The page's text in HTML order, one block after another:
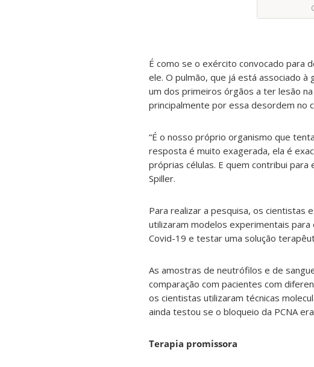
É como se o exército convocado para
ele. O pulmão, que já está associado
um dos primeiros órgãos a ter lesão na
principalmente por essa desordem no
“É o nosso próprio organismo que
resposta é muito exagerada, ela é
próprias células. E quem contribui
Spiller.
Para realizar a pesquisa, os cientistas
utilizaram modelos experimentais
Covid-19 e testar uma solução
As amostras de neutrófilos e de
comparação com pacientes com
os cientistas utilizaram técnicas
ainda testou se o bloqueio da PCNA
Terapia promissora